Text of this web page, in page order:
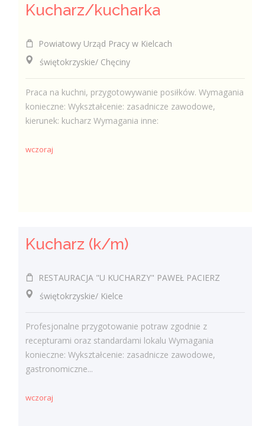
Kucharz/kucharka
Powiatowy Urząd Pracy w Kielcach
świętokrzyskie/ Chęciny
Praca na kuchni, przygotowywanie posiłków. Wymagania
konieczne: Wykształcenie: zasadnicze zawodowe,
kierunek: kucharz Wymagania inne:
wczoraj
Kucharz (k/m)
RESTAURACJA "U KUCHARZY" PAWEŁ PACIERZ
świętokrzyskie/ Kielce
Profesjonalne przygotowanie potraw zgodnie z
recepturami oraz standardami lokalu Wymagania
konieczne: Wykształcenie: zasadnicze zawodowe,
gastronomiczne...
wczoraj